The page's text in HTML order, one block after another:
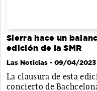
Sierra hace un
edición de la SMR
Las Noticias - 09/04/2023
La clausura de esta
concierto de